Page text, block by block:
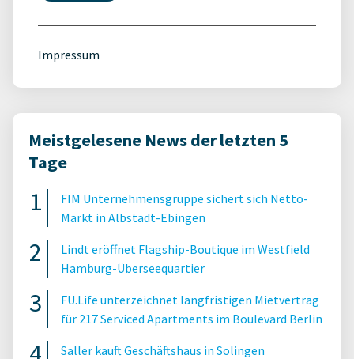
Impressum
Meistgelesene News der letzten 5
Tage
FIM Unternehmensgruppe sichert sich Netto-
Markt in Albstadt-Ebingen
Lindt eröffnet Flagship-Boutique im Westfield
Hamburg-Überseequartier
FU.Life unterzeichnet langfristigen Mietvertrag
für 217 Serviced Apartments im Boulevard Berlin
Saller kauft Geschäftshaus in Solingen